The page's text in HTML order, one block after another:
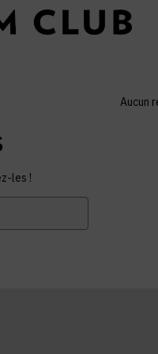
les !
Aucun